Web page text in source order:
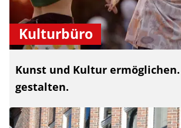
Kulturbüro
Kunst und Kultur
gestalten.